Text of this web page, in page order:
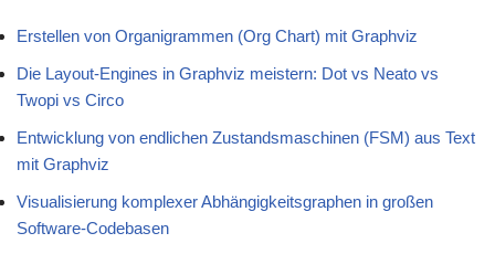
Erstellen von Organigrammen (Org Chart) mit Graphviz
Die Layout-Engines in Graphviz meistern: Dot vs Neato vs
Twopi vs Circo
Entwicklung von endlichen Zustandsmaschinen (FSM) aus Text
mit Graphviz
Visualisierung komplexer Abhängigkeitsgraphen in großen
Software-Codebasen